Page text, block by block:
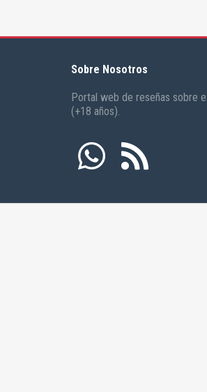
Sobre Nosotros
Portal web de reseñas sobre
(+18 años).